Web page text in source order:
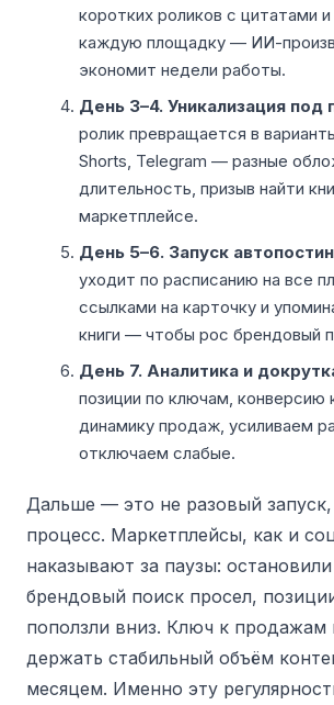
коротких роликов с цитатами
каждую площадку — ИИ-
экономит недели работы.
День 3–4. Уникализация под
ролик превращается в
Shorts, Telegram — разные
длительность, призыв найти
маркетплейсе.
День 5–6. Запуск
уходит по расписанию на все
ссылками на карточку и
книги — чтобы рос брендовый
День 7. Аналитика и
позиции по ключам, конверсию
динамику продаж, усиливаем
отключаем слабые.
Дальше — это не разовый
процесс. Маркетплейсы, как и
наказывают за паузы:
брендовый поиск просел,
поползли вниз. Ключ к продажам
держать стабильный объём
месяцем. Именно эту